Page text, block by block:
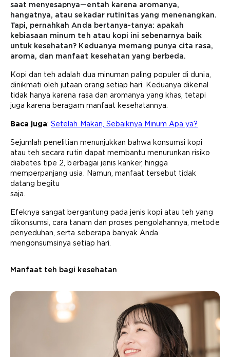
saat menyesapnya—entah karena aromanya,
hangatnya, atau sekadar rutinitas yang menenangkan.
Tapi, pernahkah Anda bertanya-tanya: apakah
kebiasaan minum teh atau kopi ini sebenarnya baik
untuk kesehatan? Keduanya memang punya cita rasa,
aroma, dan manfaat kesehatan yang berbeda.
Kopi dan teh adalah dua minuman paling populer di dunia,
dinikmati oleh jutaan orang setiap hari. Keduanya dikenal
tidak hanya karena rasa dan aromanya yang khas, tetapi
juga karena beragam manfaat kesehatannya.
Baca juga:Setelah Makan, Sebaiknya Minum Apa ya?
Sejumlah penelitian menunjukkan bahwa konsumsi kopi
atau teh secara rutin dapat membantu menurunkan risiko
diabetes tipe 2, berbagai jenis kanker, hingga
memperpanjang usia. Namun, manfaat tersebut tidak
datang begitu
saja.
Efeknya sangat bergantung pada jenis kopi atau teh yang
dikonsumsi, cara tanam dan proses pengolahannya, metode
penyeduhan, serta seberapa banyak Anda
mengonsumsinya setiap hari.
Manfaat teh bagi kesehatan